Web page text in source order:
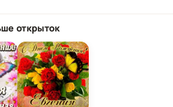
открыток